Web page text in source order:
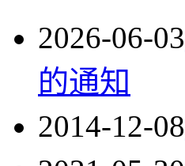
2026-06-03
的通知
2014-12-08